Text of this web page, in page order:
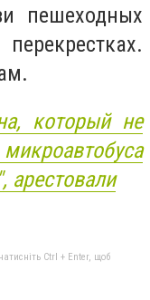
пешеходных
который не
арестовали
Ctrl + Enter, щоб